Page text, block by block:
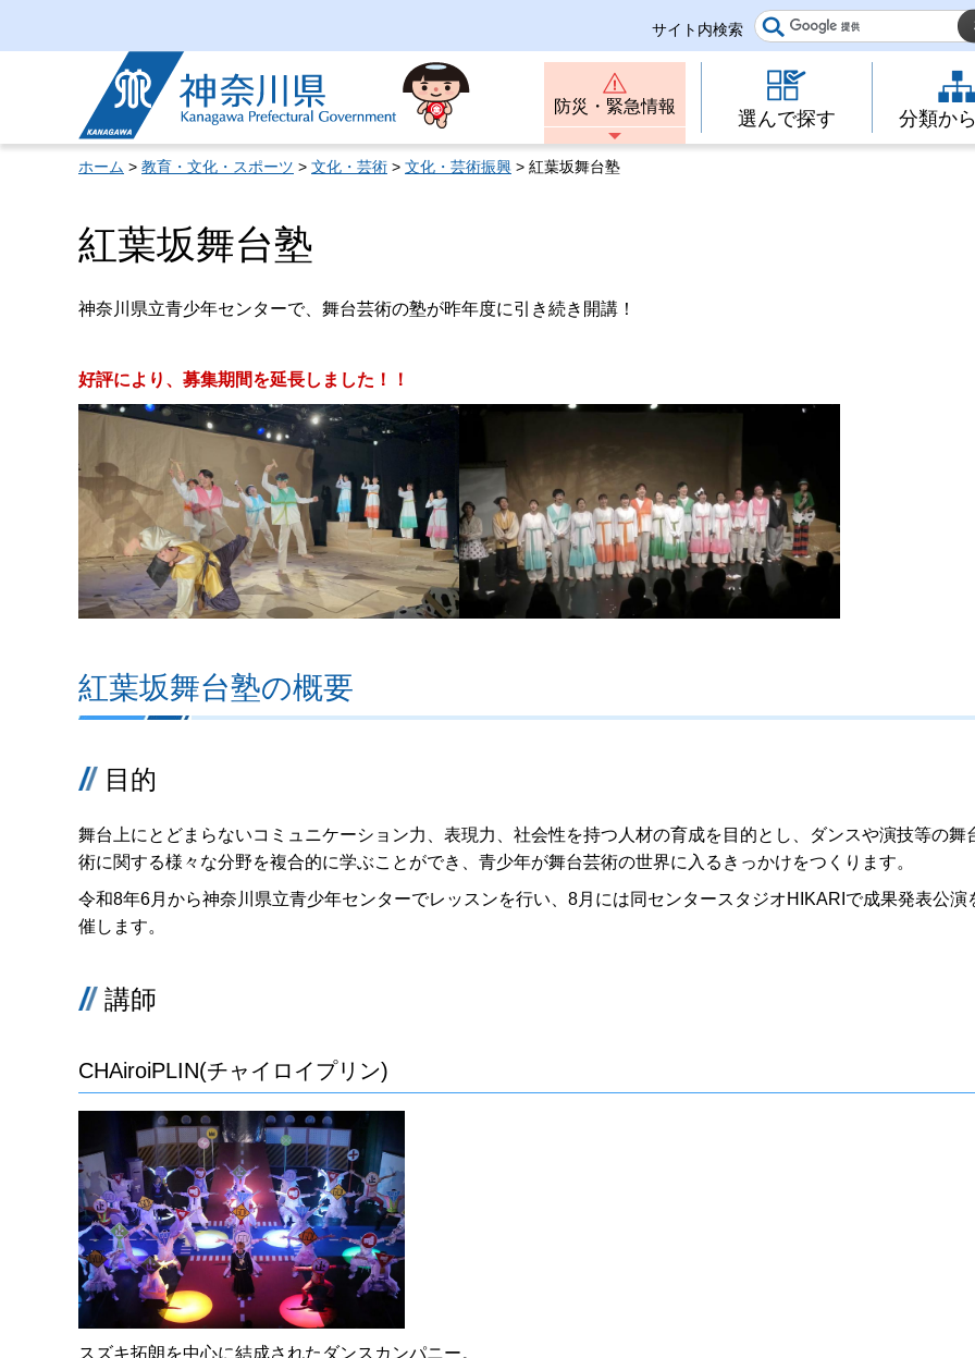
サイト内検索
神奈川県
防災・緊急情報
選んで探す 分類か
ホーム > 教育・文化・スポーツ > 文化・芸術 > 文化・芸術振興 > 紅葉坂舞台塾
紅葉坂舞台塾
神奈川県立青少年センターで、舞台芸術の塾が昨年度に引き続き開講！
好評により、募集期間を延長しました！！
紅葉坂舞台塾の概要
目的
舞台上にとどまらないコミュニケーション力、表現力、社会性を持つ人材の育成を目的とし、ダンスや演技等の舞
術に関する様々な分野を複合的に学ぶことができ、青少年が舞台芸術の世界に入るきっかけをつくります。
令和8年6月から神奈川県立青少年センターでレッスンを行い、8月には同センタースタジオHIKARIで成果発表公演
催します。
講師
CHAiroiPLIN(チャイロイプリン)
スズキ拓朗を中心に結成されたダンスカンパニー。